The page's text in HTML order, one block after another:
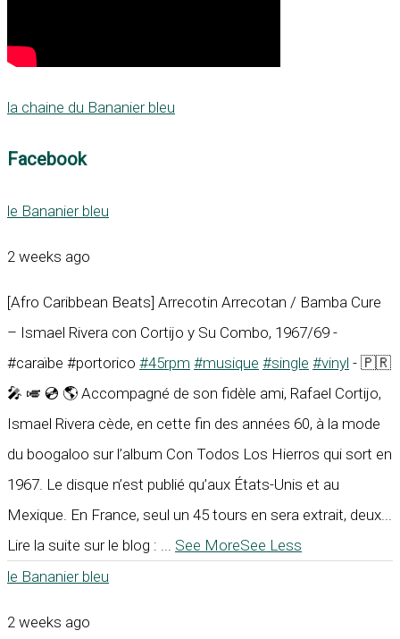
la chaine du Bananier bleu
Facebook
le Bananier bleu
2 weeks ago
[Afro Caribbean Beats] Arrecotin Arrecotan / Bamba Cure
– Ismael Rivera con Cortijo y Su Combo, 1967/69 -
#caraïbe #portorico #45rpm #musique #single #vinyl - 🇵🇷
🎤 🎺 💿 🌎 Accompagné de son fidèle ami, Rafael Cortijo,
Ismael Rivera cède, en cette fin des années 60, à la mode
du boogaloo sur l’album Con Todos Los Hierros qui sort en
1967. Le disque n’est publié qu’aux États-Unis et au
Mexique. En France, seul un 45 tours en sera extrait, deux...
Lire la suite sur le blog : ... See MoreSee Less
le Bananier bleu
2 weeks ago